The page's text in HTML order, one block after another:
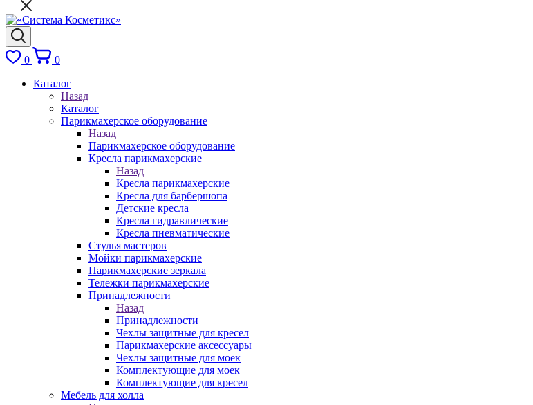
0
0
Каталог
Назад
Каталог
Парикмахерское оборудование
Назад
Парикмахерское оборудование
Кресла парикмахерские
Назад
Кресла парикмахерские
Кресла для барбершопа
Детские кресла
Кресла гидравлические
Кресла пневматические
Стулья мастеров
Мойки парикмахерские
Парикмахерские зеркала
Тележки парикмахерские
Принадлежности
Назад
Принадлежности
Чехлы защитные для кресел
Парикмахерские аксессуары
Чехлы защитные для моек
Комплектующие для моек
Комплектующие для кресел
Мебель для холла